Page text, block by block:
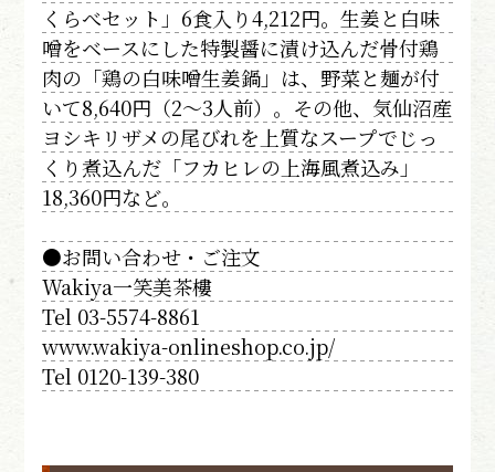
くらべセット」6食入り4,212円。生姜と白味
噌をベースにした特製醤に漬け込んだ骨付鶏
肉の「鶏の白味噌生姜鍋」は、野菜と麺が付
いて8,640円（2～3人前）。その他、気仙沼産
ヨシキリザメの尾びれを上質なスープでじっ
くり煮込んだ「フカヒレの上海風煮込み」
18,360円など。
●お問い合わせ・ご注文
Wakiya一笑美茶樓
Tel 03-5574-8861
www.wakiya-onlineshop.co.jp/
Tel 0120-139-380